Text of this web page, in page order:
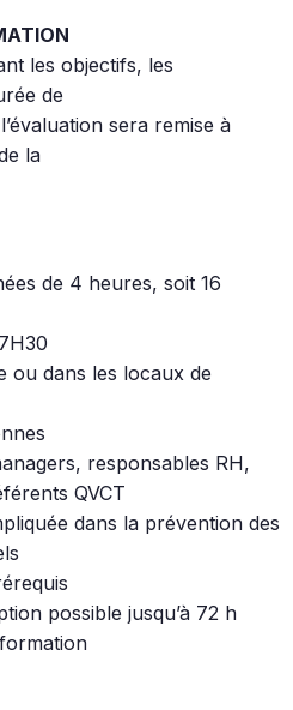
les objectifs, les
de
sera remise à
la
de 4 heures, soit 16
ou dans les locaux de
responsables RH,
QVCT
dans la prévention des
possible jusqu’à 72 h